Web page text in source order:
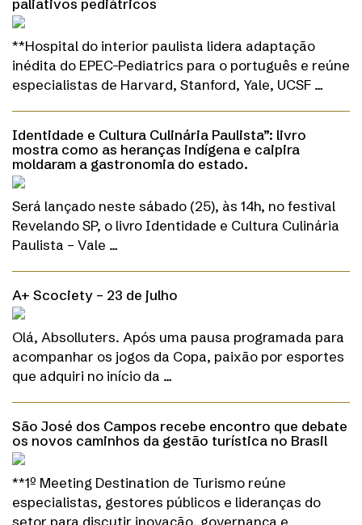
paliativos pediátricos
**Hospital do interior paulista lidera adaptação
inédita do EPEC-Pediatrics para o português e reúne
especialistas de Harvard, Stanford, Yale, UCSF …
Identidade e Cultura Culinária Paulista”: livro
mostra como as heranças indígena e caipira
moldaram a gastronomia do estado.
Será lançado neste sábado (25), às 14h, no festival
Revelando SP, o livro Identidade e Cultura Culinária
Paulista – Vale …
A+ Scociety – 23 de julho
Olá, Absolluters. Após uma pausa programada para
acompanhar os jogos da Copa, paixão por esportes
que adquiri no início da …
São José dos Campos recebe encontro que debate
os novos caminhos da gestão turística no Brasil
**1º Meeting Destination de Turismo reúne
especialistas, gestores públicos e lideranças do
setor para discutir inovação, governança e